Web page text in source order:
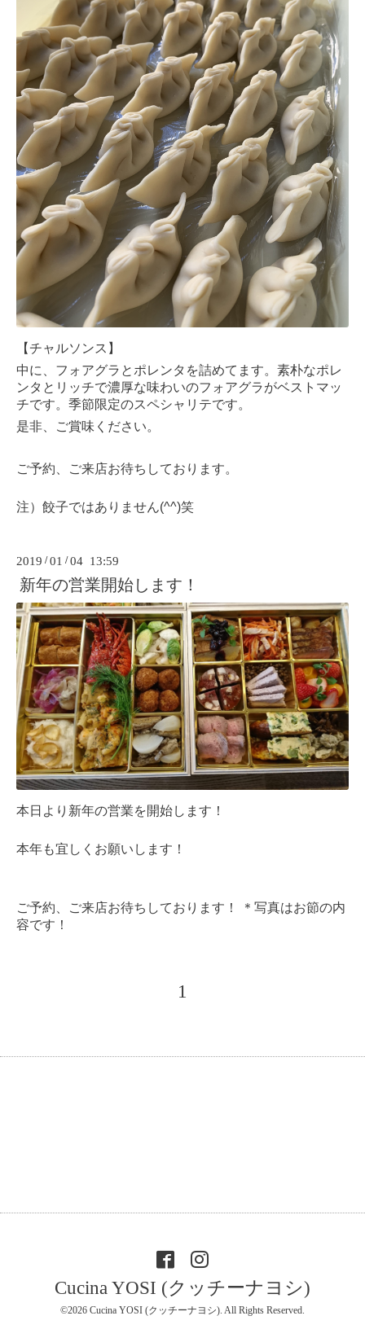
【チャルソンス】
中に、フォアグラとポレンタを詰めてます。素朴なポレ
ンタとリッチで濃厚な味わいのフォアグラがベストマッ
チです。季節限定のスペシャリテです。
是非、ご賞味ください。
ご予約、ご来店お待ちしております。
注）餃子ではありません(^^)笑
2019 /01 /04 13:59
新年の営業開始します！
本日より新年の営業を開始します！
本年も宜しくお願いします！
ご予約、ご来店お待ちしております！ ＊写真はお節の内
容です！
1
Cucina YOSI (クッチーナヨシ)
©2026 Cucina YOSI (クッチーナヨシ) . All Rights Reserved.